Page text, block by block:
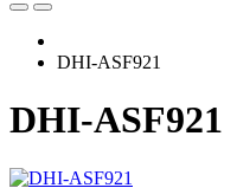
DHI-ASF921
DHI-ASF921